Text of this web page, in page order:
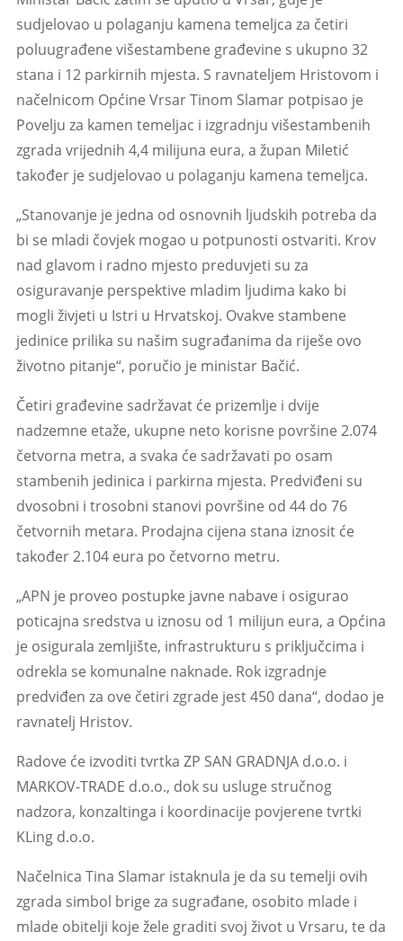
sudjelovao u polaganju kamena temeljca za četiri
poluugrađene višestambene građevine s ukupno 32
stana i 12 parkirnih mjesta. S ravnateljem Hristovom i
načelnicom Općine Vrsar Tinom Slamar potpisao je
Povelju za kamen temeljac i izgradnju višestambenih
zgrada vrijednih 4,4 milijuna eura, a župan Miletić
također je sudjelovao u polaganju kamena temeljca.
„Stanovanje je jedna od osnovnih ljudskih potreba da
bi se mladi čovjek mogao u potpunosti ostvariti. Krov
nad glavom i radno mjesto preduvjeti su za
osiguravanje perspektive mladim ljudima kako bi
mogli živjeti u Istri u Hrvatskoj. Ovakve stambene
jedinice prilika su našim sugrađanima da riješe ovo
životno pitanje“, poručio je ministar Bačić.
Četiri građevine sadržavat će prizemlje i dvije
nadzemne etaže, ukupne neto korisne površine 2.074
četvorna metra, a svaka će sadržavati po osam
stambenih jedinica i parkirna mjesta. Predviđeni su
dvosobni i trosobni stanovi površine od 44 do 76
četvornih metara. Prodajna cijena stana iznosit će
također 2.104 eura po četvorno metru.
„APN je proveo postupke javne nabave i osigurao
poticajna sredstva u iznosu od 1 milijun eura, a Općina
je osigurala zemljište, infrastrukturu s priključcima i
odrekla se komunalne naknade. Rok izgradnje
predviđen za ove četiri zgrade jest 450 dana“, dodao je
ravnatelj Hristov.
Radove će izvoditi tvrtka ZP SAN GRADNJA d.o.o. i
MARKOV-TRADE d.o.o., dok su usluge stručnog
nadzora, konzaltinga i koordinacije povjerene tvrtki
KLing d.o.o.
Načelnica Tina Slamar istaknula je da su temelji ovih
zgrada simbol brige za sugrađane, osobito mlade i
mlade obitelji koje žele graditi svoj život u Vrsaru, te da